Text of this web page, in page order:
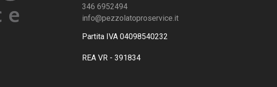
346 6952494
info@pezzolatoproservice.it
Partita IVA 04098540232
REA VR - 391834